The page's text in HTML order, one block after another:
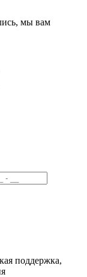
мы вам
поддержка,